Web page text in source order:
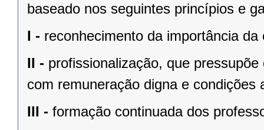
baseado nos seguintes princípios e
I - reconhecimento da importância
II - profissionalização, que
com remuneração digna e condições
III - formação continuada dos